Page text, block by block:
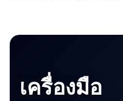
เครื่องมือ